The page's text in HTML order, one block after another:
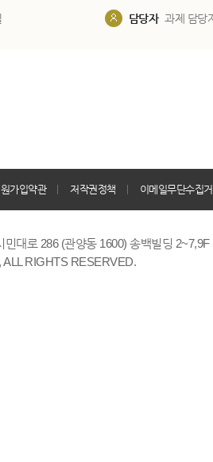
담당자 과제 담당
가입약관 저작권정책 이메일무단수집
민대로 286 (관양동 1600) 송백빌딩
RIGHTS RESERVED.